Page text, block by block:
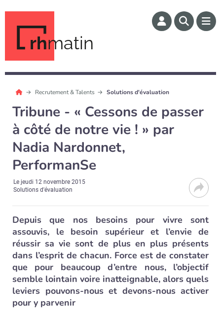
rhmatin
Recrutement & Talents Solutions d'évaluation
Tribune - « Cessons de passer
à côté de notre vie ! » par
Nadia Nardonnet,
PerformanSe
Lejeudi 12 novembre 2015
Solutions d'évaluation
Depuis que nos besoins pour vivre sont
assouvis, le besoin supérieur et l’envie de
réussir sa vie sont de plus en plus présents
dans l’esprit de chacun. Force est de constater
que pour beaucoup d’entre nous, l’objectif
semble lointain voire inatteignable, alors quels
leviers pouvons-nous et devons-nous activer
pour y parvenir